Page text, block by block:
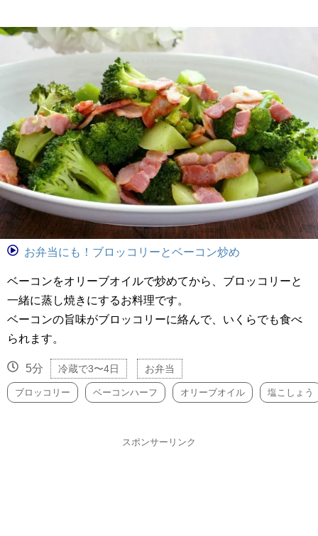
お弁当にも！ブロッコリーとベーコン炒め
ベーコンをオリーブオイルで炒めてから、ブロッコリーと
一緒に蒸し焼きにするお料理です。
ベーコンの旨味がブロッコリーに絡んで、いくらでも食べ
られます。
5分 冷蔵で3〜4日 お弁当
ブロッコリー ベーコンハーフ オリーブオイル 塩こしょう
スポンサーリンク